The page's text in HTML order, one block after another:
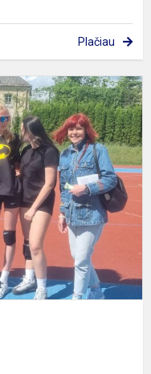
Plačiau